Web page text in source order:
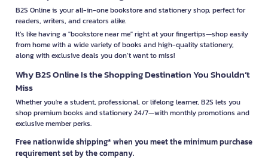
B2S Online is your all-in-one bookstore and stationery shop, perfect for
readers, writers, and creators alike.
It’s like having a "bookstore near me" right at your fingertips—shop easily
from home with a wide variety of books and high-quality stationery,
along with exclusive deals you don’t want to miss!
Why B2S Online Is the Shopping Destination You Shouldn’t
Miss
Whether you're a student, professional, or lifelong learner, B2S lets you
shop premium books and stationery 24/7—with monthly promotions and
exclusive member perks.
Free nationwide shipping* when you meet the minimum purchase
requirement set by the company.